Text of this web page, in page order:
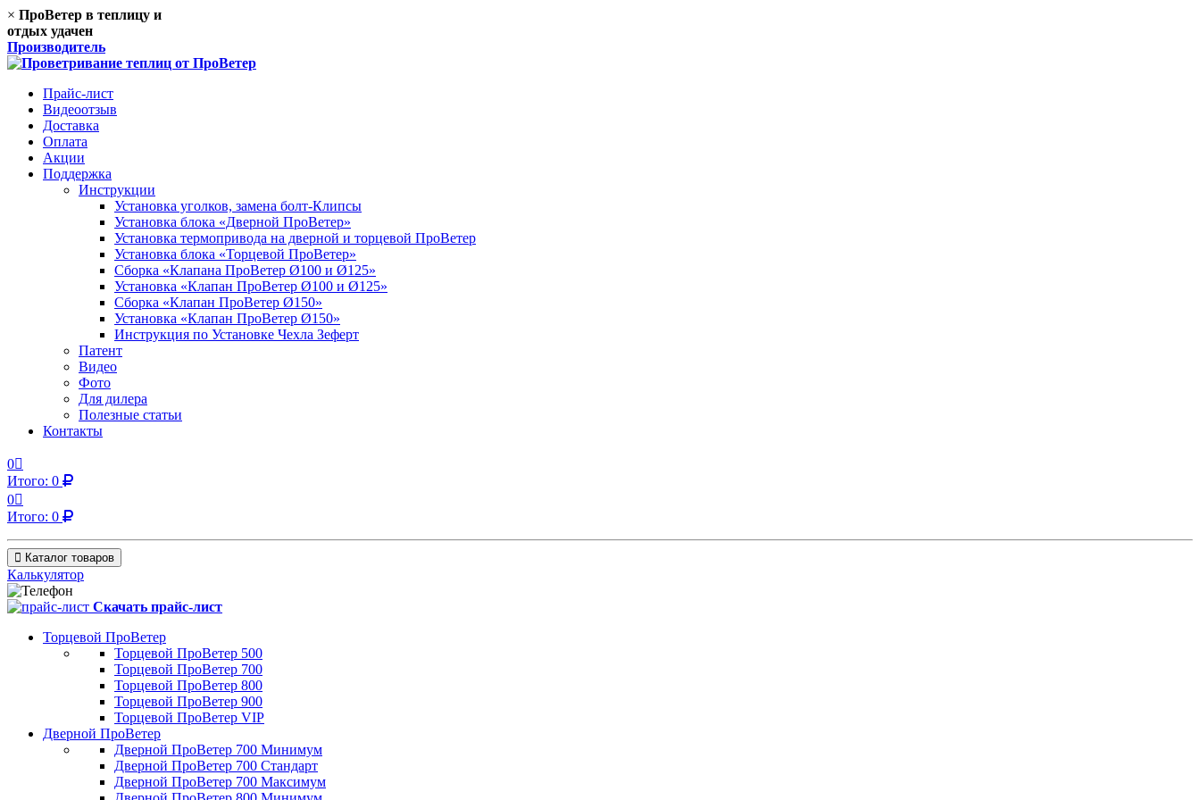
× ПроВетер в теплицу и
отдых удачен
Производитель
Прайс-лист
Видеоотзыв
Доставка
Оплата
Акции
Поддержка
Инструкции
Установка уголков, замена болт-Клипсы
Установка блока «Дверной ПроВетер»
Установка термопривода на дверной и торцевой ПроВетер
Установка блока «Торцевой ПроВетер»
Сборка «Клапана ПроВетер Ø100 и Ø125»
Установка «Клапан ПроВетер Ø100 и Ø125»
Сборка «Клапан ПроВетер Ø150»
Установка «Клапан ПроВетер Ø150»
Инструкция по Установке Чехла Зеферт
Патент
Видео
Фото
Для дилера
Полезные статьи
Контакты
0
Итого: 0
0
Итого: 0
Каталог товаров
Калькулятор
Скачать прайс-лист
Торцевой ПроВетер
Торцевой ПроВетер 500
Торцевой ПроВетер 700
Торцевой ПроВетер 800
Торцевой ПроВетер 900
Торцевой ПроВетер VIP
Дверной ПроВетер
Дверной ПроВетер 700 Минимум
Дверной ПроВетер 700 Стандарт
Дверной ПроВетер 700 Максимум